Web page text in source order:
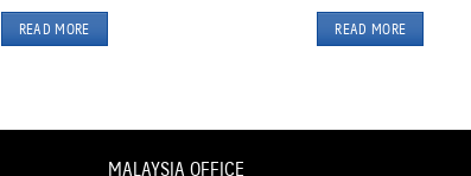
READ MORE READ MORE
MALAYSIA OFFICE